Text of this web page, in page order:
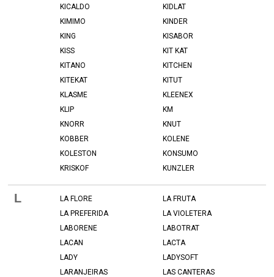
KICALDO
KIDLAT
KIMIMO
KINDER
KING
KISABOR
KISS
KIT KAT
KITANO
KITCHEN
KITEKAT
KITUT
KLASME
KLEENEX
KLIP
KM
KNORR
KNUT
KOBBER
KOLENE
KOLESTON
KONSUMO
KRISKOF
KUNZLER
L LA FLORE
LA FRUTA
LA PREFERIDA
LA VIOLETERA
LABORENE
LABOTRAT
LACAN
LACTA
LADY
LADYSOFT
LARANJEIRAS
LAS CANTERAS